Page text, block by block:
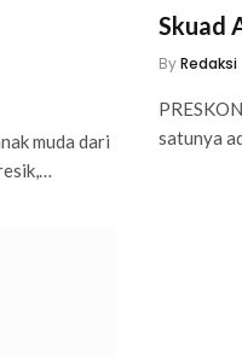
muda dari
Skuad
ByRedaksi
satunya